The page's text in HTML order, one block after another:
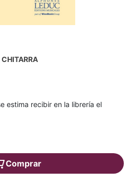
estima recibir en la librería el
Comprar